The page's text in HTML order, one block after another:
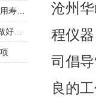
沧州
程仪
司倡
良的